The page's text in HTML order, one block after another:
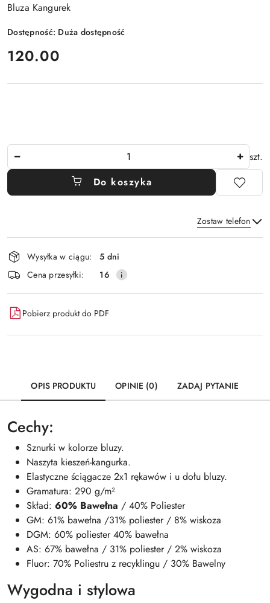
Bluza Kangurek
Dostępność: Duża dostępność
cena:
120.00
szt.
Do koszyka
Zostaw telefon
Wyślij
Dostępność
i
dostawa
Wysyłka w ciągu:
5 dni
Cena przesyłki:
16
Pobierz produkt do PDF
OPIS PRODUKTU OPINIE (0) ZADAJ PYTANIE
Cechy:
Sznurki w kolorze bluzy.
Naszyta kieszeń-kangurka.
Elastyczne ściągacze 2x1 rękawów i u dołu bluzy.
Gramatura: 290 g/m²
Skład: 60% Bawełna / 40% Poliester
GM: 61% bawełna /31% poliester / 8% wiskoza
DGM: 60% poliester 40% bawełna
AS: 67% bawełna / 31% poliester / 2% wiskoza
Fluor: 70% Poliestru z recyklingu / 30% Bawelny
Wygodna i stylowa